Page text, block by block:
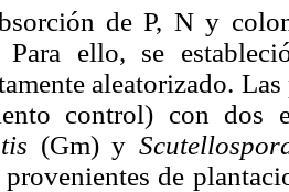
de P, N y
Para ello, se
aleatorizado.
control) con dos
(Gm) y
de